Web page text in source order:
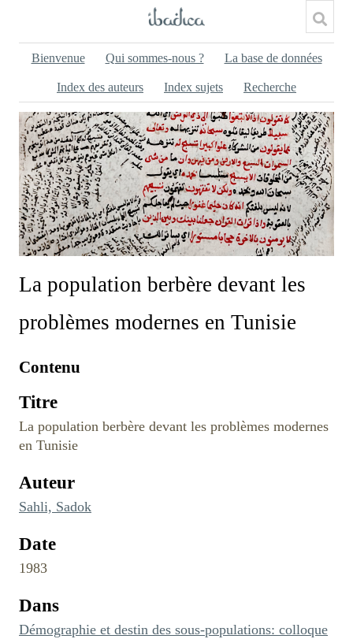
Bienvenue Qui sommes-nous ? La base de données
Index des auteurs Index sujets Recherche
La population berbère devant les
problèmes modernes en Tunisie
Contenu
Titre
La population berbère devant les problèmes modernes
en Tunisie
Auteur
Sahli, Sadok
Date
1983
Dans
Démographie et destin des sous-populations: colloque